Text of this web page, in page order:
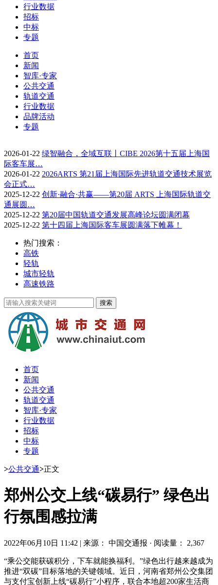
行业数据
招标
中标
专题
首页
新闻
智库·专家
公共交通
轨道交通
行业数据
品牌活动
专题
2026-01-22 绿智融合，全域互联丨CIBE 2026第十五届上海国
际客车展…
2026-01-22 2026ARTS 第21届上海国际先进轨道交通技术展览
会正式…
2025-12-22 创新·融合·共赢——第20届 ARTS 上海国际轨道交
通展圆…
2025-12-22 第20届中国轨道交通发展高峰论坛圆满闭幕
2025-12-22 第十四届上海国际客车展圆满落下帷幕！
热门搜索：
高铁
轻轨
城市轻轨
高速铁路
首页
新闻
公共交通
轨道交通
智库·专家
行业数据
招标
中标
专题
>公共交通>正文
郑州公交上线“碳易行” 绿色出
行氛围感拉满
2022年06月10日 11:42 | 来源： 中国交通报 · 阅读量： 2,367
“乘公交能获碳积分，下车就能换福利。”绿色出行越来越成为
推进“双碳”目标落地的关键领域。近日，河南省郑州公交集团
与支付宝创新上线“碳易行”小程序，联合本地超200家生活商